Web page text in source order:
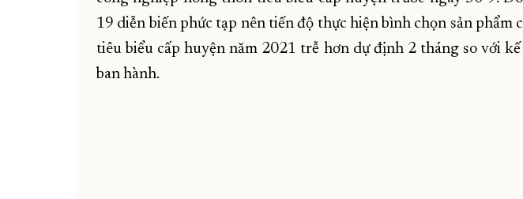
19 diễn biến phức tạp nên tiến độ thực hiện bình chọn sản phẩm
tiêu biểu cấp huyện năm 2021 trễ hơn dự định 2 tháng so với
ban hành.